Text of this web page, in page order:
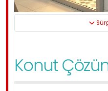
Konut